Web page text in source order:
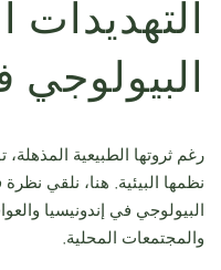
التهديدات
البيولوجي
رغم ثروتها الطبيعية
نظمها البيئية. هنا، نلقي
البيولوجي في إندونيسيا
والمجتمعات المحلية.